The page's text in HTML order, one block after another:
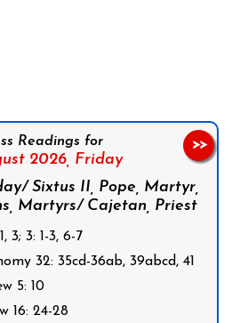
Readings for
2026, Friday
Sixtus II, Pope, Martyr,
Martyrs/ Cajetan, Priest
3; 3: 1-3, 6-7
32: 35cd-36ab, 39abcd, 41
5: 10
16: 24-28
>>